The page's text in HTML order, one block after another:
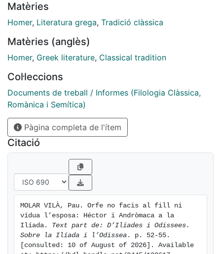
Matèries
Homer, Literatura grega, Tradició clàssica
Matèries (anglès)
Homer, Greek literature, Classical tradition
Col·leccions
Documents de treball / Informes (Filologia Clàssica,
Romànica i Semítica)
Pàgina completa de l'ítem
Citació
MOLAR VILÀ, Pau. Orfe no facis al fill ni
vídua l’esposa: Héctor i Andròmaca a la
Ilíada. Text part de: D’Ilíades i Odissees.
Sobre la Ilíada i l’Odissea . p. 52-55.
[consulted: 10 of August of 2026]. Available